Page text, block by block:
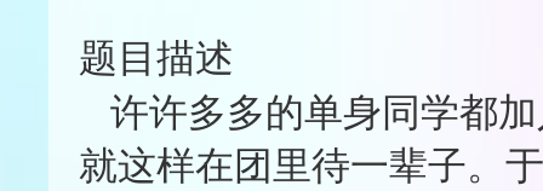
查看最后一次评测记录
★★★★★
★★★★☆
★★★☆☆
0%
题目描述
许许多多的单身同学都
就这样在团里待一辈子。